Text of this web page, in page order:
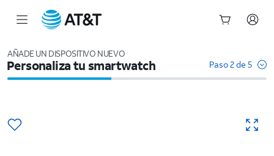
AÑADE UN DISPOSITIVO NUEVO
Personaliza tu smartwatch Paso 2 de 5